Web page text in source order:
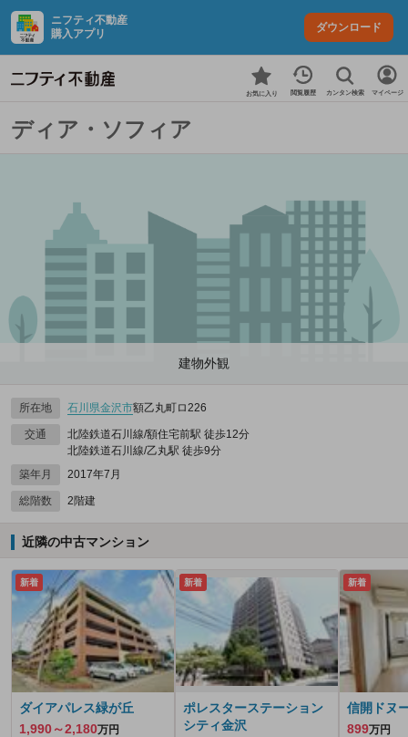
ニフティ不動産
購入アプリ
ダウンロード
お気に入り 閲覧履歴 カンタン検索 マイページ
ディア・ソフィア
建物外観
所在地 石川県金沢市額乙丸町ロ226
交通
北陸鉄道石川線/額住宅前駅 徒歩12分
北陸鉄道石川線/乙丸駅 徒歩9分
築年月
2017年7月
総階数 2階建
近隣の中古マンション
新着
ダイアパレス緑が丘
1,990～2,180万円
新着
ポレスターステーション
シティ金沢
新着
信開ドヌ
899万円